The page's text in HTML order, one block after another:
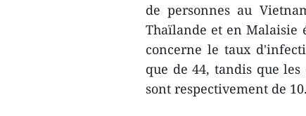
de personnes au
Thaïlande et en Malaisie
concerne le taux
que de 44, tandis que
sont respectivement de